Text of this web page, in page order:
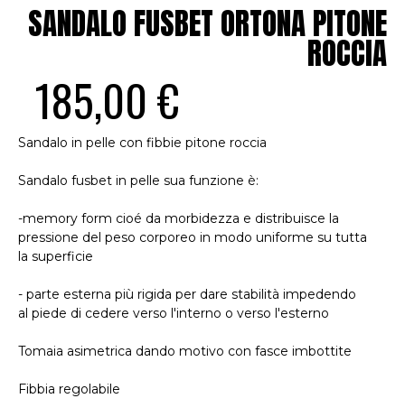
SANDALO FUSBET ORTONA PITONE
ROCCIA
185,00 €
Sandalo in pelle con fibbie pitone roccia
Sandalo fusbet in pelle sua funzione è:
-memory form cioé da morbidezza e distribuisce la
pressione del peso corporeo in modo uniforme su tutta
la superficie
- parte esterna più rigida per dare stabilità impedendo
al piede di cedere verso l'interno o verso l'esterno
Tomaia asimetrica dando motivo con fasce imbottite
Fibbia regolabile